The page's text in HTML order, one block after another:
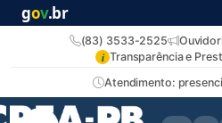
gov.br
Atendimento:
(83) 3533-2525
i Transparência e